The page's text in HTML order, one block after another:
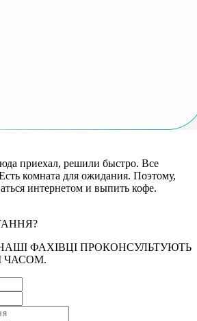
приехал, решили быстро. Все
комната для ожидания. Поэтому,
интернетом и выпить кофе.
ФАХІВЦІ ПРОКОНСУЛЬТУЮТЬ
ЧАСОМ.